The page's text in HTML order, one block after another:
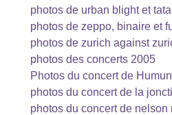
photos de urban blight et
photos de zeppo, binaire et
photos de zurich against
photos des concerts 2005
Photos du concert de
photos du concert de la
photos du concert de nelson